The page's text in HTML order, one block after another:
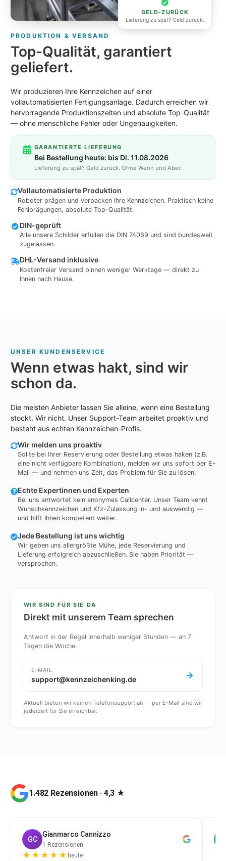
GELD-ZURÜCK
Lieferung zu spät? Geld zurück.
PRODUKTION & VERSAND
Top-Qualität, garantiert
geliefert.
Wir produzieren Ihre Kennzeichen auf einer
vollautomatisierten Fertigungsanlage. Dadurch erreichen wir
hervorragende Produktionszeiten und absolute Top-Qualität
— ohne menschliche Fehler oder Ungenauigkeiten.
GARANTIERTE LIEFERUNG
Bei Bestellung heute: bis Di. 11.08.2026
Lieferung zu spät? Geld zurück. Ohne Wenn und Aber.
Vollautomatisierte Produktion
Roboter prägen und verpacken Ihre Kennzeichen. Praktisch keine
Fehlprägungen, absolute Top-Qualität.
DIN-geprüft
Alle unsere Schilder erfüllen die DIN 74069 und sind bundesweit
zugelassen.
DHL-Versand inklusive
Kostenfreier Versand binnen weniger Werktage — direkt zu
Ihnen nach Hause.
UNSER KUNDENSERVICE
Wenn etwas hakt, sind wir
schon da.
Die meisten Anbieter lassen Sie alleine, wenn eine Bestellung
stockt. Wir nicht. Unser Support-Team arbeitet proaktiv und
besteht aus echten Kennzeichen-Profis.
Wir melden uns proaktiv
Sollte bei Ihrer Reservierung oder Bestellung etwas haken (z.B.
eine nicht verfügbare Kombination), melden wir uns sofort per E-
Mail — und nehmen uns Zeit, das Problem für Sie zu lösen.
Echte Expertinnen und Experten
Bei uns antwortet kein anonymes Callcenter. Unser Team kennt
Wunschkennzeichen und Kfz-Zulassung in- und auswendig —
und hilft Ihnen kompetent weiter.
Jede Bestellung ist uns wichtig
Wir geben uns allergrößte Mühe, jede Reservierung und
Lieferung erfolgreich abzuschließen. Sie haben Priorität —
versprochen.
WIR SIND FÜR SIE DA
Direkt mit unserem Team sprechen
Antwort in der Regel innerhalb weniger Stunden — an 7
Tagen die Woche.
E-MAIL
support@kennzeichenking.de
Aktuell bieten wir keinen Telefonsupport an — per E-Mail sind wir
jederzeit für Sie erreichbar.
1.482 Rezensionen · 4,3 ★
GC
Gianmarco Cannizzo
1 Rezensionen
★ ★ ★ ★ ★ heute ★